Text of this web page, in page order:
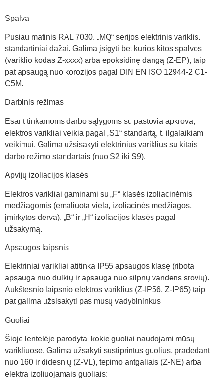
Spalva
Pusiau matinis RAL 7030, „MQ“ serijos elektrinis variklis,
standartiniai dažai. Galima įsigyti bet kurios kitos spalvos
(variklio kodas Z-xxxx) arba epoksidinę dangą (Z-EP), taip
pat apsaugą nuo korozijos pagal DIN EN ISO 12944-2 C1-
C5M.
Darbinis režimas
Esant tinkamoms darbo sąlygoms su pastovia apkrova,
elektros varikliai veikia pagal „S1“ standartą, t. ilgalaikiam
veikimui. Galima užsisakyti elektrinius variklius su kitais
darbo režimo standartais (nuo S2 iki S9).
Apvijų izoliacijos klasės
Elektros varikliai gaminami su „F“ klasės izoliacinėmis
medžiagomis (emaliuota viela, izoliacinės medžiagos,
įmirkytos derva). „B“ ir „H“ izoliacijos klasės pagal
užsakymą.
Apsaugos laipsnis
Elektriniai varikliai atitinka IP55 apsaugos klasę (ribota
apsauga nuo dulkių ir apsauga nuo silpnų vandens srovių).
Aukštesnio laipsnio elektros variklius (Z-IP56, Z-IP65) taip
pat galima užsisakyti pas mūsų vadybininkus
Guoliai
Šioje lentelėje parodyta, kokie guoliai naudojami mūsų
varikliuose. Galima užsakyti sustiprintus guolius, pradedant
nuo 160 ir didesnių (Z-VL), tepimo antgaliais (Z-NE) arba
elektra izoliuojamais guoliais: